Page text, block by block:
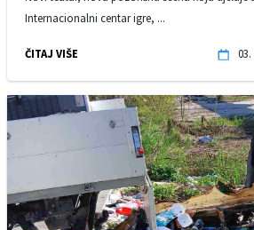
Internacionalni centar igre, ...
ČITAJ VIŠE 03.